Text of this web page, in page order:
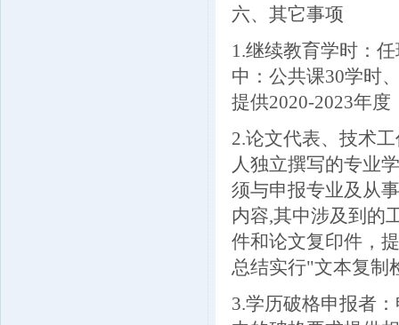
六、其它事项
1.继续教育学时：
中：公共课30学时
提供2020-2023年
2.论文代表、技术
人独立撰写的专业
须与申报专业及从
内容,其中涉及到的
件和论文复印件，
总结实行"文本复制
3.学历破格申报者